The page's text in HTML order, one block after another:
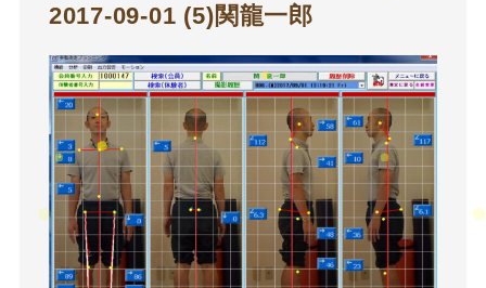
2017-09-01 (5)関龍一郎